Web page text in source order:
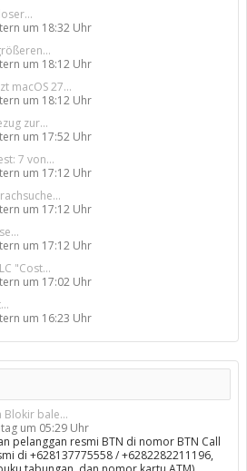
um 18:32 Uhr
um 18:12 Uhr
macOS 27...
um 18:12 Uhr
zur...
um 17:52 Uhr
7 von...
um 17:12 Uhr
um 17:12 Uhr
um 17:12 Uhr
"Cost...
um 17:02 Uhr
um 16:23 Uhr
Blokir bale...
um 05:29 Uhr
pelanggan resmi BTN di nomor BTN Call
di +628137775558 / +6282282211196,